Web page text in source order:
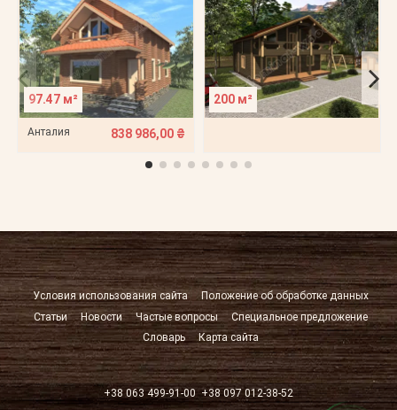
97.47 м²
Анталия 838 986,00 ₴
200 м²
Условия использования сайта
Положение об обработке данных
Статьи
Новости Частые вопросы
Специальное предложение
Словарь
Карта сайта
+38 063 499-91-00 +38 097 012-38-52